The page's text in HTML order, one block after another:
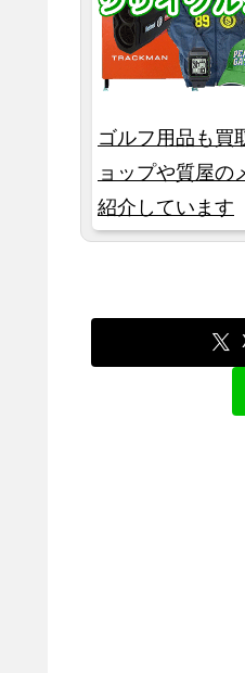
ゴルフ用品も買
ョップや質屋の
紹介しています